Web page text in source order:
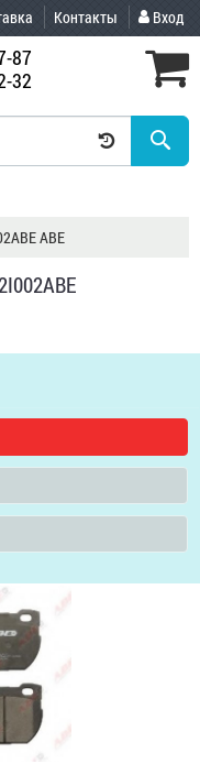
Контакты Вход
87
32
ABE